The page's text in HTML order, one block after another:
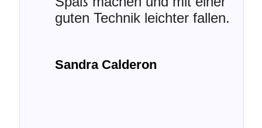
guten Technik leichter fallen.
Sandra Calderon